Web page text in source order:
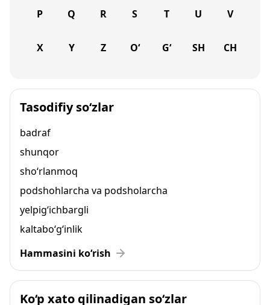
P Q R S T U V
X Y Z O‘ G‘ SH CH
Tasodifiy so‘zlar
badraf
shunqor
sho‘rlanmoq
podshohlarcha va podsholarcha
yelpig‘ichbargli
kaltabo‘g‘inlik
Hammasini ko‘rish
Ko‘p xato qilinadigan so‘zlar